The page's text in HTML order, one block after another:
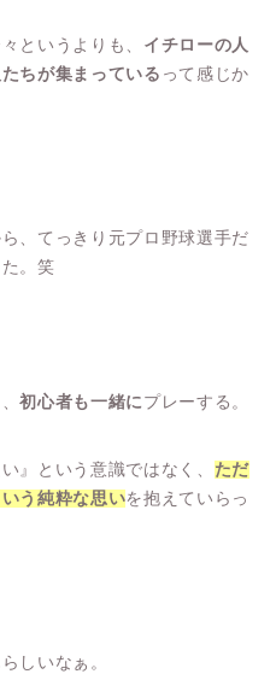
というよりも、 イチローの人
ちが集まっている って感じか
、てっきり元プロ野球選手だ
。笑
初心者も一緒にプレーする。
』という意識ではなく、 ただ
う純粋な思いを抱えていらっ
しいなぁ。